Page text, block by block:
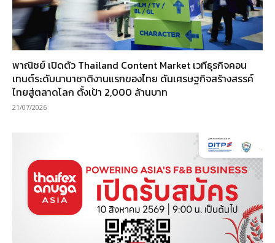
พาณิชย์ เปิดตัว Thailand Content Market เวทีธุรกิจคอน
เทนต์ระดับนานาชาติงานแรกของไทย ดันเศรษฐกิจสร้างสรรค์
ไทยสู่ตลาดโลก ตั้งเป้า 2,000 ล้านบาท
21/07/2026